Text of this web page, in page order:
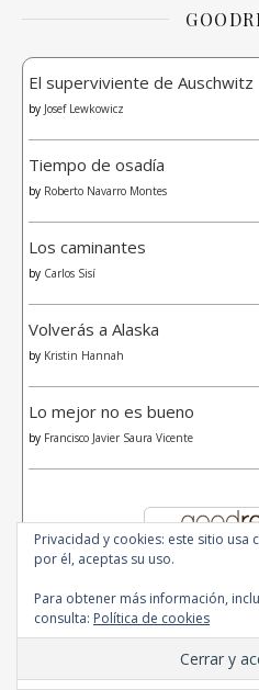
El superviviente de Auschwitz
by Josef Lewkowicz
Tiempo de osadía
by Roberto Navarro Montes
Los caminantes
by Carlos Sisí
Volverás a Alaska
by Kristin Hannah
Lo mejor no es bueno
by Francisco Javier Saura Vicente
© 2020 - All
Ashe Tema de
Privacidad y cookies: este sitio usa
por él, aceptas su uso.
Para obtener más información,
consulta: Política de cookies